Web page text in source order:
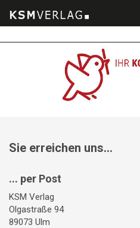
Sie erreichen uns...
... per Post
KSM Verlag
Olgastraße 94
89073 Ulm